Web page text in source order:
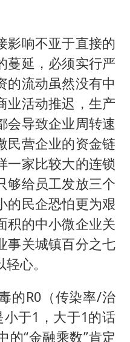
影响不亚于直接的
蔓延，必须实行严
的流动虽然没有中
业活动推迟，生产
会导致企业周转速
民营企业的资金链
一家比较大的连锁
够给员工发放三个
的民企恐怕更为艰
积的中小微企业关
事关城镇百分之七
心。
的R0（传染率/治
于1，大于1的话
的“金融乘数”肯定